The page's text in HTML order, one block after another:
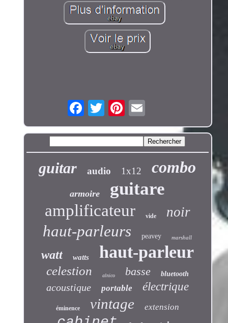
guitar audio 1x12 combo
armoire guitare
amplificateur vide noir
haut-parleurs peavey marshall
watt watts haut-parleur
celestion alnico basse bluetooth
acoustique portable électrique
éminence vintage extension